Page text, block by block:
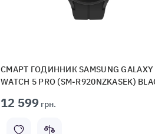
СМАРТ ГОДИННИК SAMSUNG GALAXY
WATCH 5 PRO (SM-R920NZKASEK)
12 599 грн.